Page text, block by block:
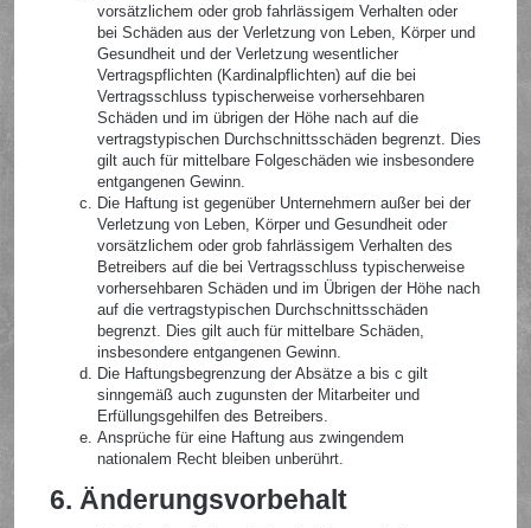
vorsätzlichem oder grob fahrlässigem Verhalten oder
bei Schäden aus der Verletzung von Leben, Körper und
Gesundheit und der Verletzung wesentlicher
Vertragspflichten (Kardinalpflichten) auf die bei
Vertragsschluss typischerweise vorhersehbaren
Schäden und im übrigen der Höhe nach auf die
vertragstypischen Durchschnittsschäden begrenzt. Dies
gilt auch für mittelbare Folgeschäden wie insbesondere
entgangenen Gewinn.
Die Haftung ist gegenüber Unternehmern außer bei der
Verletzung von Leben, Körper und Gesundheit oder
vorsätzlichem oder grob fahrlässigem Verhalten des
Betreibers auf die bei Vertragsschluss typischerweise
vorhersehbaren Schäden und im Übrigen der Höhe nach
auf die vertragstypischen Durchschnittsschäden
begrenzt. Dies gilt auch für mittelbare Schäden,
insbesondere entgangenen Gewinn.
Die Haftungsbegrenzung der Absätze a bis c gilt
sinngemäß auch zugunsten der Mitarbeiter und
Erfüllungsgehilfen des Betreibers.
Ansprüche für eine Haftung aus zwingendem
nationalem Recht bleiben unberührt.
6. Änderungsvorbehalt